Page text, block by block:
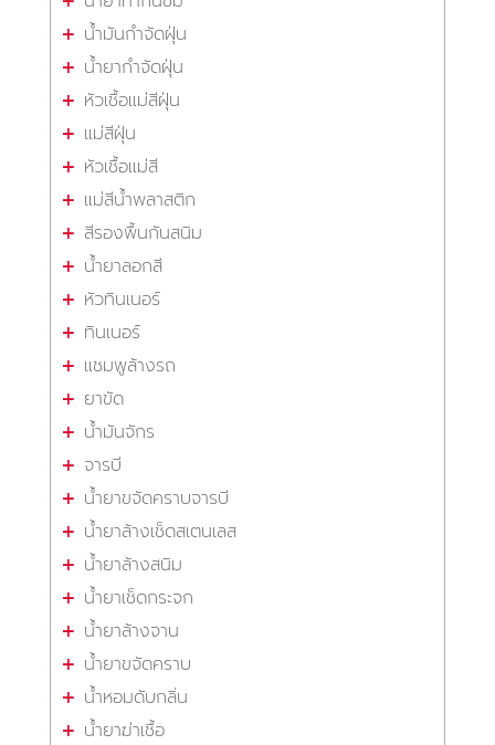
น้ำมันกำจัดฝุ่น
น้ำยากำจัดฝุ่น
หัวเชื้อแม่สีฝุ่น
แม่สีฝุ่น
หัวเชื้อแม่สี
แม่สีน้ำพลาสติก
สีรองพื้นกันสนิม
น้ำยาลอกสี
หัวทินเนอร์
ทินเนอร์
แชมพูล้างรถ
ยาขัด
น้ำมันจักร
จารบี
น้ำยาขจัดคราบจารบี
น้ำยาล้างเช็ดสเตนเลส
น้ำยาล้างสนิม
น้ำยาเช็ดกระจก
น้ำยาล้างจาน
น้ำยาขจัดคราบ
น้ำหอมดับกลิ่น
น้ำยาฆ่าเชื้อ